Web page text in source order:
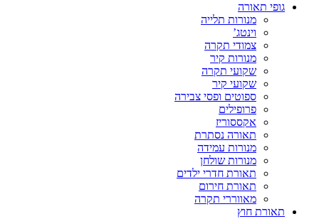
גופי תאורה
מנורות תלייה
וינטג’
צמודי תקרה
מנורות קיר
שקועי תקרה
שקועי קיר
ספוטים ופסי צבירה
פרופילים
אקססוריז
תאורה נסתרת
מנורות עמידה
מנורות שולחן
תאורת חדרי ילדים
תאורת חירום
מאווררי תקרה
תאורת חוץ